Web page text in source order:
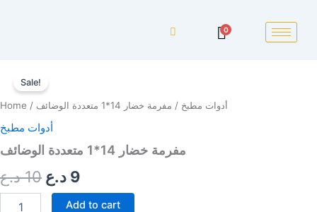
0
Sale!
Home / أدوات مطبخ / مفرمة خضار 14*1 متعددة الوضائف
أدوات مطبخ
مفرمة خضار 14*1 متعددة الوضائف
10 د.ع
price
was:
10 د.ع.
9 د.ع
price
9 د.ع.
خضار
متعددة
الوضائف
quantity
Add to cart